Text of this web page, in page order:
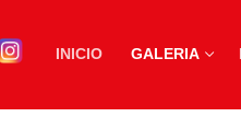
INICIO GALERIA